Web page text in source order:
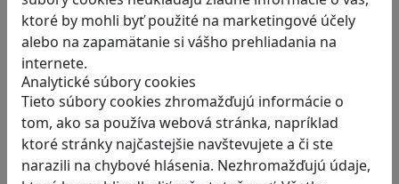
ktoré by mohli byť použité na marketingové účely
alebo na zapamätanie si vášho prehliadania na
internete.
Analytické súbory cookies
Tieto súbory cookies zhromažďujú informácie o
tom, ako sa používa webová stránka, napríklad
ktoré stránky najčastejšie navštevujete a či ste
narazili na chybové hlásenia. Nezhromažďujú údaje,
Ako ovplyvnil komunistický režim
rodinné vzťahy? To zistíte v hre
„Kto je Helena?“.
Teta Helena je v rodine jedno veľké tabu a len…